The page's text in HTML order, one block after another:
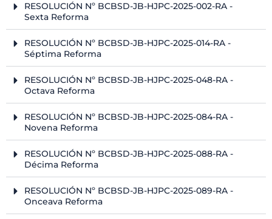
RESOLUCIÓN Nº BCBSD-JB-HJPC-2025-002-RA -
Sexta Reforma
RESOLUCIÓN Nº BCBSD-JB-HJPC-2025-014-RA -
Séptima Reforma
RESOLUCIÓN Nº BCBSD-JB-HJPC-2025-048-RA -
Octava Reforma
RESOLUCIÓN Nº BCBSD-JB-HJPC-2025-084-RA -
Novena Reforma
RESOLUCIÓN Nº BCBSD-JB-HJPC-2025-088-RA -
Décima Reforma
RESOLUCIÓN Nº BCBSD-JB-HJPC-2025-089-RA -
Onceava Reforma